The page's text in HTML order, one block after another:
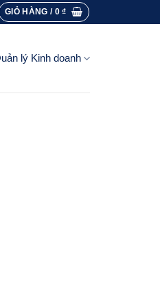
GIỎ HÀNG / 0₫
lý Kinh doanh